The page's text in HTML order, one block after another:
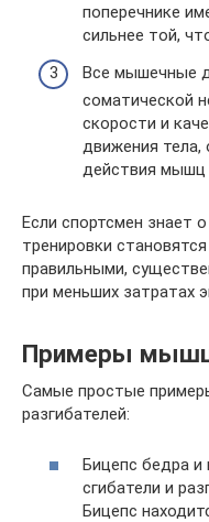
поперечнике
сильнее той,
Все мышечные
соматической
скорости и
движения тела,
действия мышц
Если спортсмен знает
тренировки
правильными,
при меньших затратах
Примеры
Самые простые
разгибателей:
Бицепс бедра
сгибатели и
Бицепс